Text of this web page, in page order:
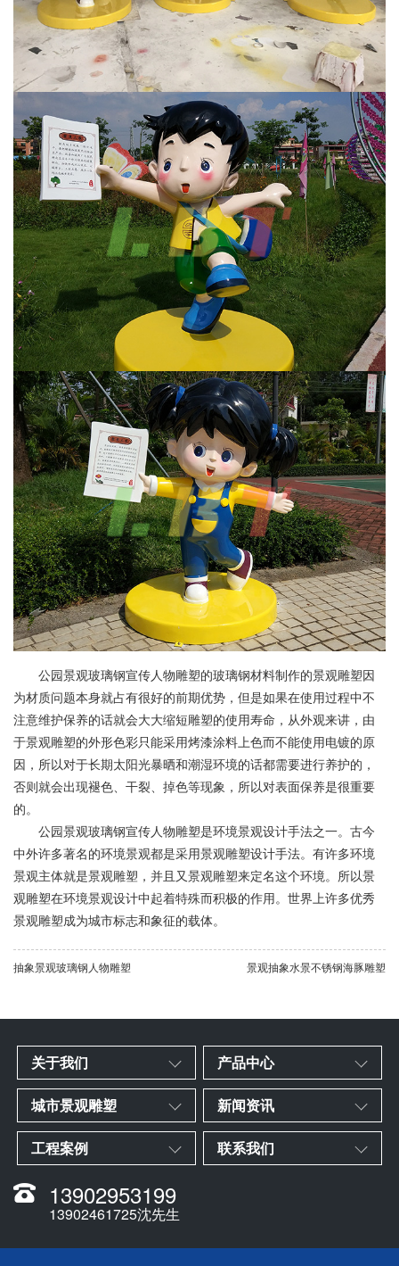
公园景观玻璃钢宣传人物雕塑的玻璃钢材料制作的景观雕塑因
为材质问题本身就占有很好的前期优势，但是如果在使用过程中不
注意维护保养的话就会大大缩短雕塑的使用寿命，从外观来讲，由
于景观雕塑的外形色彩只能采用烤漆涂料上色而不能使用电镀的原
因，所以对于长期太阳光暴晒和潮湿环境的话都需要进行养护的，
否则就会出现褪色、干裂、掉色等现象，所以对表面保养是很重要
的。
公园景观玻璃钢宣传人物雕塑是环境景观设计手法之一。古今
中外许多著名的环境景观都是采用景观雕塑设计手法。有许多环境
景观主体就是景观雕塑，并且又景观雕塑来定名这个环境。所以景
观雕塑在环境景观设计中起着特殊而积极的作用。世界上许多优秀
景观雕塑成为城市标志和象征的载体。
抽象景观玻璃钢人物雕塑 景观抽象水景不锈钢海豚雕塑
关于我们 产品中心
城市景观雕塑 新闻资讯
工程案例 联系我们
13902953199
13902461725沈先生